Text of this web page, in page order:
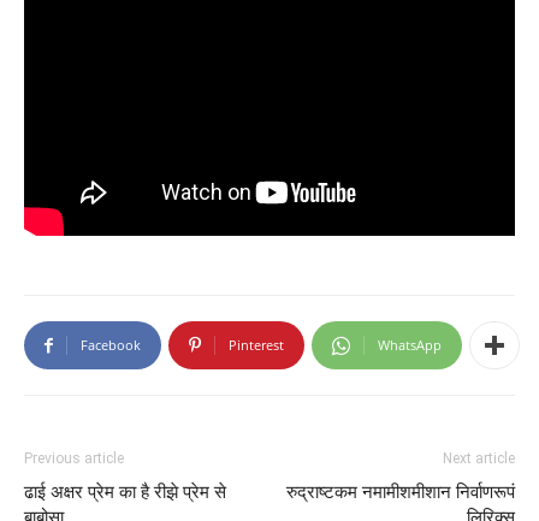
Facebook Pinterest WhatsApp
Previous article
ढाई अक्षर प्रेम का है रीझे प्रेम से
Next article
रुद्राष्टकम नमामीशमीशान निर्वाणरूपं